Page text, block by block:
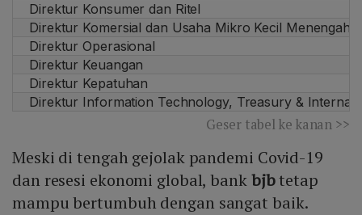
Direktur Konsumer dan Ritel
Direktur Komersial dan Usaha Mikro Kecil Menengah
Direktur Operasional
Direktur Keuangan
Direktur Kepatuhan
Direktur Information Technology, Treasury &
Geser tabel ke kanan >>
Meski di tengah gejolak pandemi Covid-19
dan resesi ekonomi global, bankbjbtetap
mampu bertumbuh dengan sangat baik.